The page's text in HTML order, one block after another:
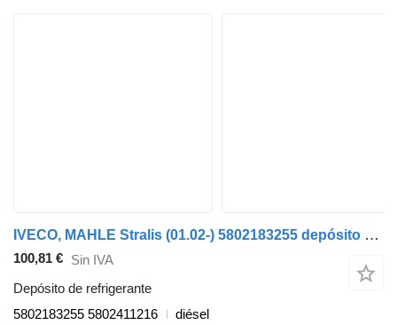
IVECO, MAHLE Stralis (01.02-) 5802183255 depósito de refrigerante para IVECO Stralis, Trakker (2002-) cabeza tractora
100,81 € Sin IVA
Depósito de refrigerante
5802183255 5802411216
diésel